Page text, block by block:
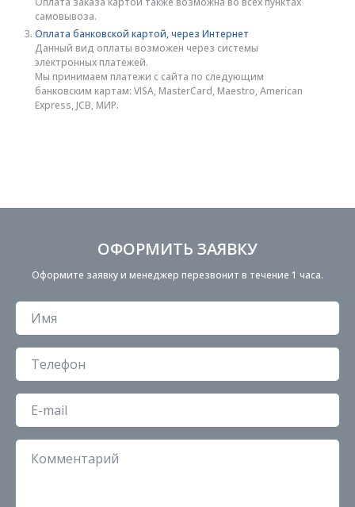
самовывоза.
Оплата банковской картой, через Интернет
Данный вид оплаты возможен через системы
электронных платежей.
Мы принимаем платежи с сайта по следующим
банковским картам: VISA, MasterCard, Maestro, American
Express, JCB, МИР.
ОФОРМИТЬ ЗАЯВКУ
Оформите заявку и менеджер перезвонит в течение 1 часа.